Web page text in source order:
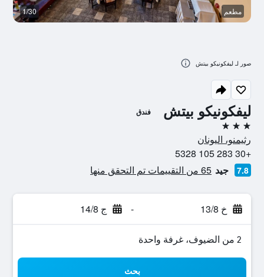
ليفكونيكو بيتش فندق
3 نجوم
رثيمنو، اليونان
+30 283 105 5328
7.8 جيد 65 من التقييمات تم التحقق منها
خ 13/8 - ج 14/8
2 من الضيوف، غرفة واحدة
بحث
مطعم 1/30
صور لـ ليفكونيكو بيتش